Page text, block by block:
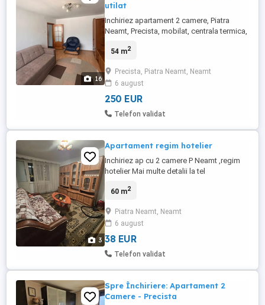
16
utilat
Inchiriez apartament 2 camere, Piatra
Neamt, Precista, mobilat, centrala termica,
spalat, renovat recent.
54 m2
Precista, Piatra Neamt, Neamt
6 august
250 EUR
Telefon validat
3
Apartament regim hotelier
Inchiriez ap cu 2 camere P Neamt ,regim
hotelier Mai multe detalii la tel
60 m2
Piatra Neamt, Neamt
6 august
38 EUR
Telefon validat
Spre Închiriere: Apartament 2
Camere - Precista